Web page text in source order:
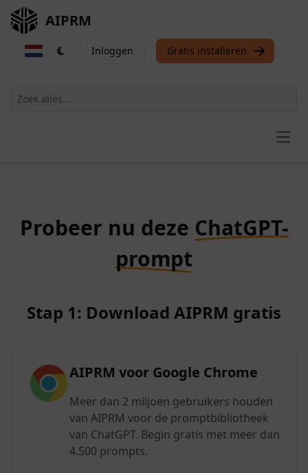
AIPRM
Inloggen Gratis installeren
Probeer nu deze ChatGPT-
prompt
Stap 1: Download AIPRM gratis
AIPRM voor Google Chrome
Meer dan 2 miljoen gebruikers houden
van AIPRM voor de promptbibliotheek
van ChatGPT. Begin gratis met meer dan
4.500 prompts.